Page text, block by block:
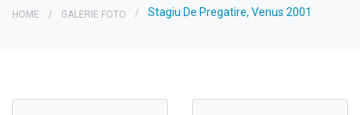
HOME GALERIE FOTO Stagiu De Pregatire, Venus 2001